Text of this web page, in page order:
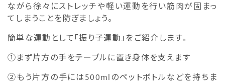
ながら徐々にストレッチや軽い運動を行い筋肉が固まっ
てしまうことを防ぎましょう。
簡単な運動として「振り子運動」をご紹介します。
①まず片方の手をテーブルに置き身体を支えます
②もう片方の手には500mlのペットボトルなどを持ちま